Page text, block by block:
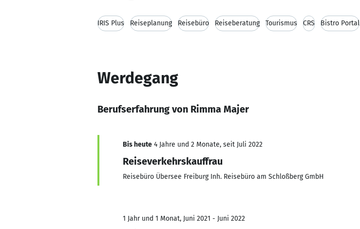
IRIS Plus Reiseplanung Reisebüro Reiseberatung Tourismus CRS Bistro Portal
Werdegang
Berufserfahrung von Rimma Majer
Bis heute 4 Jahre und 2 Monate, seit Juli 2022
Reiseverkehrskauffrau
Reisebüro Übersee Freiburg Inh. Reisebüro am Schloßberg GmbH
1 Jahr und 1 Monat, Juni 2021 - Juni 2022